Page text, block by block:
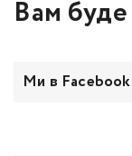
Вам буде
Ми в Facebook